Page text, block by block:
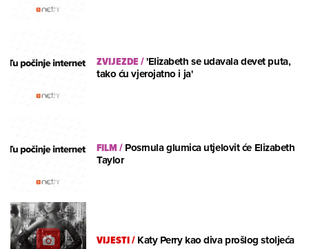
ZVIJEZDE/'Elizabeth se udavala devet puta,
tako ću vjerojatno i ja'
FILM/Posrnula glumica utjelovit će Elizabeth
Taylor
VIJESTI/Katy Perry kao diva prošlog stoljeća